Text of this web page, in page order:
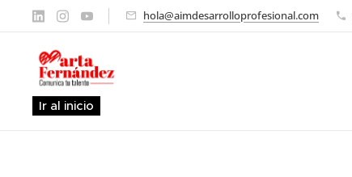
hola@aimdesarrolloprofesional.com
Ir al inicio